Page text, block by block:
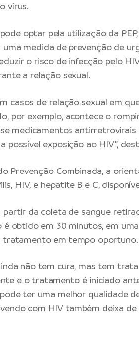
vírus.
optar pela utilização da
uma medida de prevenção de
o risco de infecção pelo
a relação sexual.
casos de relação sexual em
por exemplo, acontece o
medicamentos antirretrovirais
possível exposição ao HIV”,
Prevenção Combinada, a
HIV, e hepatite B e C,
partir da coleta de sangue
é obtido em 30 minutos, em
tratamento em tempo oportuno.
não tem cura, mas tem
e o tratamento é iniciado
ter uma melhor qualidade
com HIV também deixa